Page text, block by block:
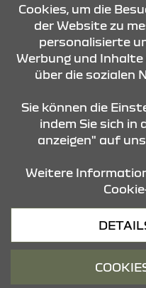
ÖFFNUNGSZEITEN
Cookies, um die
der Website zu
personalisierte
Werbung und
über die sozialen
Sie können die
indem Sie sich
anzeigen" auf
Weitere